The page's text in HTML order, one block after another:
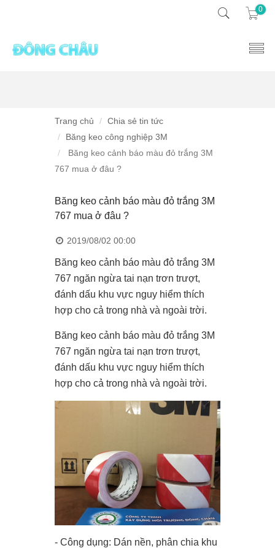
Băng keo cảnh báo màu đỏ trắng 3M
767 mua ở đâu ?
2019/08/02 00:00
Băng keo cảnh báo màu đỏ trắng 3M
767 ngăn ngừa tai nạn trơn trượt,
đánh dấu khu vực nguy hiểm thích
hợp cho cả trong nhà và ngoài trời.
Băng keo cảnh báo màu đỏ trắng 3M
767 ngăn ngừa tai nạn trơn trượt,
đánh dấu khu vực nguy hiểm thích
hợp cho cả trong nhà và ngoài trời.
- Công dụng: Dán nền, phân chia khu
0
Trang chủ
Chia sẻ tin tức
Băng keo công nghiệp 3M
Băng keo cảnh báo màu đỏ trắng 3M
767 mua ở đâu ?